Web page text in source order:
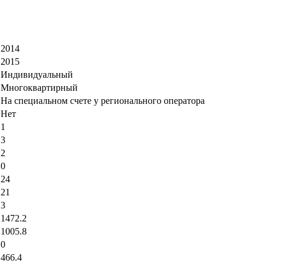
2014
2015
Индивидуальный
Многоквартирный
На специальном счете у регионального оператора
Нет
1
3
2
0
24
21
3
1472.2
1005.8
0
466.4